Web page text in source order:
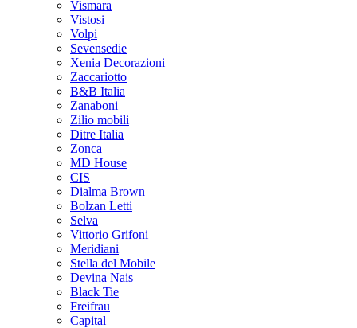
Vismara
Vistosi
Volpi
Sevensedie
Xenia Decorazioni
Zaccariotto
B&B Italia
Zanaboni
Zilio mobili
Ditre Italia
Zonca
MD House
CIS
Dialma Brown
Bolzan Letti
Selva
Vittorio Grifoni
Meridiani
Stella del Mobile
Devina Nais
Black Tie
Freifrau
Capital